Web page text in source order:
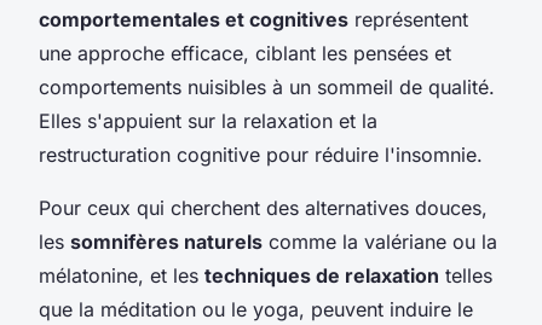
comportementales et cognitives représentent
une approche efficace, ciblant les pensées et
comportements nuisibles à un sommeil de qualité.
Elles s'appuient sur la relaxation et la
restructuration cognitive pour réduire l'insomnie.
Pour ceux qui cherchent des alternatives douces,
les somnifères naturels comme la valériane ou la
mélatonine, et les techniques de relaxation telles
que la méditation ou le yoga, peuvent induire le